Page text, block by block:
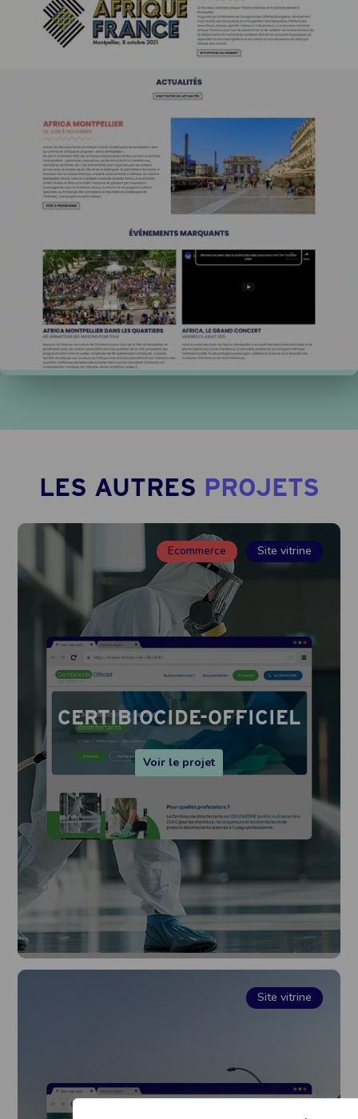
LES AUTRES PROJETS
Ecommerce Site vitrine
CERTIBIOCIDE-OFFICIEL
Voir le projet
Site vitrine